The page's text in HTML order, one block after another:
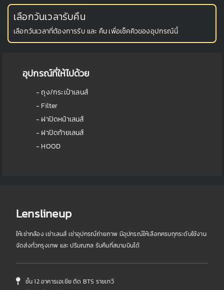
เลือกวันเวลารับคืน
เลือกวันเวลาที่ต้องการรับ และ คืน เพื่อเช็คคิวของอุปกรณ์นี้
อุปกรณ์ที่ให้ไปด้วย
- ถุง/กระเป๋าเลนส์
- Filter
- ฝาปิดหน้าเลนส์
- ฝาปิดท้ายเลนส์
- HOOD
Lenslineup
ให้เช่ากล้อง เช่าเลนส์ เช่าอุปกรณ์ถ่ายภาพ มีอุปกรณ์ให้เลือกครบทุกระดับใช้งาน
จัดส่งทั่วกรุงเทพ และ ปริมณฑล รับคืนที่สนามบินได้
ชั้น 12 อาคารเอเชีย ติด BTS ราชเทวี